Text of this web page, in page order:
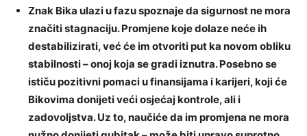
Znak Bika ulazi u fazu spoznaje da sigurnost ne mora
značiti stagnaciju. Promjene koje dolaze neće ih
destabilizirati, već će im otvoriti put ka novom obliku
stabilnosti – onoj koja se gradi iznutra. Posebno se
ističu pozitivni pomaci u finansijama i karijeri, koji će
Bikovima donijeti veći osjećaj kontrole, ali i
zadovoljstva. Uz to, naučiće da im promjena ne mora